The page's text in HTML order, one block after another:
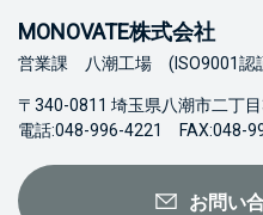
MONOVATE株式会社
営業課 八潮工場 (ISO9001認
〒340-0811 埼玉県八潮市二丁
電話:048-996-4221 FAX:048-
お問い